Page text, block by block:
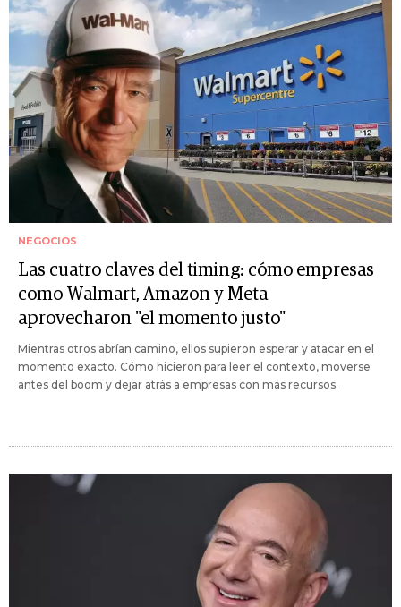
NEGOCIOS
Las cuatro claves del timing: cómo empresas
como Walmart, Amazon y Meta
aprovecharon "el momento justo"
Mientras otros abrían camino, ellos supieron esperar y atacar en el
momento exacto. Cómo hicieron para leer el contexto, moverse
antes del boom y dejar atrás a empresas con más recursos.